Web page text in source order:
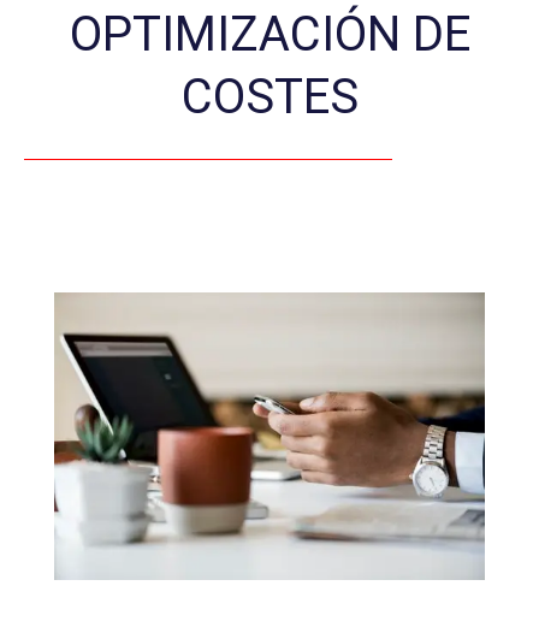
OPTIMIZACIÓN DE
COSTES